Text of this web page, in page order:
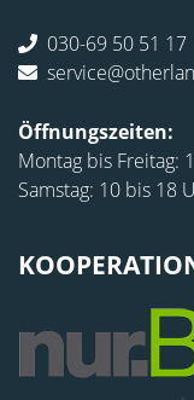
030-69 50 51 17
Öffnungszeiten:
Montag bis Freitag:
Samstag: 10 bis 18